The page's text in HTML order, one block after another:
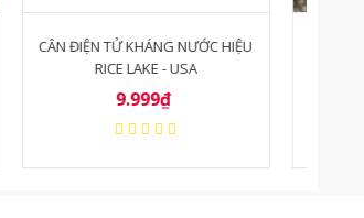
CÂN THỦY SẢN DIGI DS673
Liên hệ